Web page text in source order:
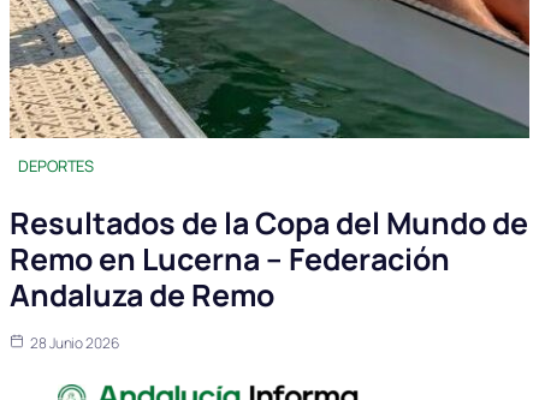
DEPORTES
Resultados de la Copa del Mundo de
Remo en Lucerna – Federación
Andaluza de Remo
28 Junio 2026